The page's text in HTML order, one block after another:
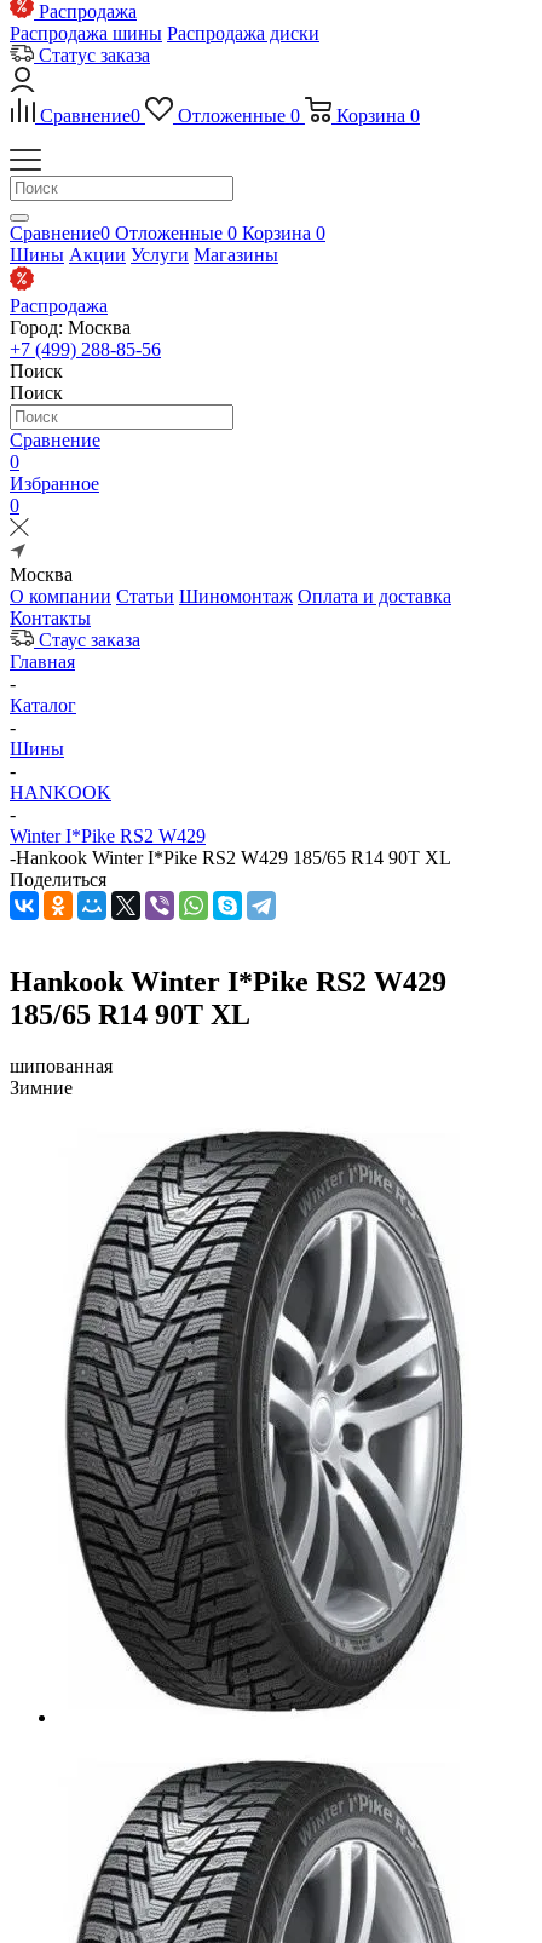
Распродажа
Распродажа шины Распродажа диски
Статус заказа
Сравнение0 Отложенные 0 Корзина 0
Сравнение0 Отложенные 0 Корзина 0
Шины Акции Услуги Магазины
Распродажа
Город: Москва
+7 (499) 288-85-56
Поиск
Поиск
Сравнение
0
Избранное
0
Москва
О компании Статьи Шиномонтаж Оплата и доставка
Контакты
Стаус заказа
Главная
-
Каталог
-
Шины
-
HANKOOK
-
Winter I*Pike RS2 W429
-Hankook Winter I*Pike RS2 W429 185/65 R14 90T XL
Поделиться
Hankook Winter I*Pike RS2 W429
185/65 R14 90T XL
шипованная
Зимние